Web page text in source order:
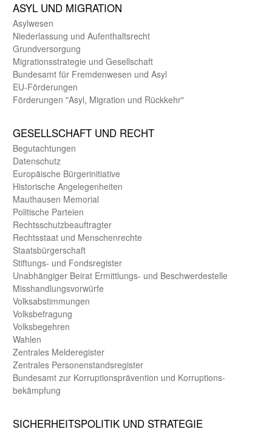
ASYL UND MIGRA­TION
Asyl­wesen
Nieder­lassung und Aufent­halts­recht
Grund­versorgung
Migrations­strategie und Gesell­schaft
Bundes­amt für Fremden­wesen und Asyl
EU-Förde­rungen
Förderungen "Asyl, Migration und Rückkehr"
GE­SELL­SCHAFT UND RECHT
Begut­achtungen
Daten­schutz
Europäische Bürger­initiative
Historische Angelegen­heiten
Mauthausen Memorial
Politische Parteien
Rechts­schutz­beauftragter
Rechts­staat und Menschen­rechte
Staats­bürger­schaft
Stiftungs- und Fonds­register
Unab­hängiger Beirat Ermittlungs- und Beschwerde­stelle
Misshandlungs­vorwürfe
Volks­abstimmungen
Volks­befragung
Volks­begehren
Wahlen
Zentrales Melde­register
Zentrales Personen­stands­register
Bundes­amt zur Korrup­tions­prävention und Korrup­tions­
bekämpfung
SICHER­HEITS­POLITIK UND STRATEGIE